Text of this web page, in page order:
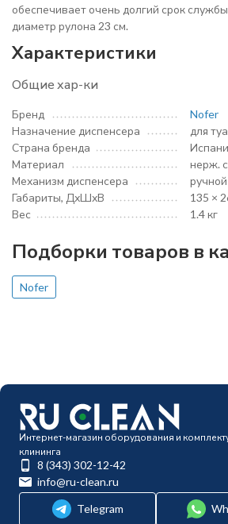
обеспечивает очень долгий срок
диаметр рулона 23 см.
Характеристики
Общие хар-ки
Бренд
Nofer
Назначение диспенсера
для
Страна бренда
Материал
нерж.
Механизм диспенсера
ручной
Габариты, ДхШхВ
135 ×
Вес
1.4 кг
Подборки товаров в
Nofer
Интернет-магазин оборудования и
клининга
8 (343) 302-12-42
info@ru-clean.ru
Telegram